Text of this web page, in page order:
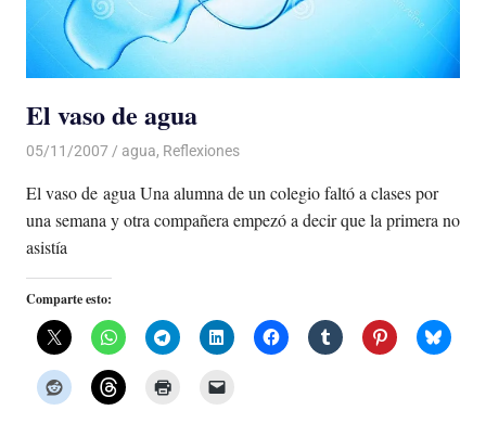
El vaso de agua
05/11/2007 Luis Castellanos
agua, Reflexiones
El vaso de agua Una alumna de un colegio faltó a clases por
una semana y otra compañera empezó a decir que la primera no
asistía
Comparte esto: